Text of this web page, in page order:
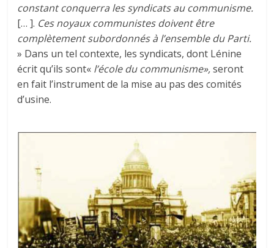
constant conquerra les syndicats au communisme.
[… ]. Ces noyaux communistes doivent être
complètement subordonnés à l’ensemble du Parti.
» Dans un tel contexte, les syndicats, dont Lénine
écrit qu’ils sont« l’école du communisme»,seront
en fait l’instrument de la mise au pas des comités
d’usine.